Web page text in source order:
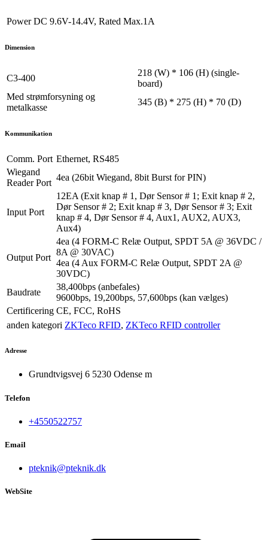
Power DC 9.6V-14.4V, Rated Max.1A
Dimension
C3-400
218 (W) * 106 (H) (single-
board)
Med strømforsyning og
metalkasse
345 (B) * 275 (H) * 70 (D)
Kommunikation
Comm. Port Ethernet, RS485
Wiegand
Reader Port
4ea (26bit Wiegand, 8bit Burst for PIN)
Input Port
12EA (Exit knap # 1, Dør Sensor # 1; Exit knap # 2,
Dør Sensor # 2; Exit knap # 3, Dør Sensor # 3; Exit
knap # 4, Dør Sensor # 4, Aux1, AUX2, AUX3,
Aux4)
Output Port
4ea (4 FORM-C Relæ Output, SPDT 5A @ 36VDC /
8A @ 30VAC)
4ea (4 Aux FORM-C Relæ Output, SPDT 2A @
30VDC)
Baudrate
38,400bps (anbefales)
9600bps, 19,200bps, 57,600bps (kan vælges)
Certificering CE, FCC, RoHS
anden kategori ZKTeco RFID, ZKTeco RFID controller
Adresse
Grundtvigsvej 6 5230 Odense m
Telefon
+4550522757
Email
pteknik@pteknik.dk
WebSite